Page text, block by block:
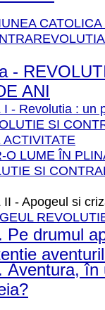
-
ANI
I - Revolutia : un
SI
O LUME ÎN
SI
II - Apogeul si
Pe drumul
Aventura, în